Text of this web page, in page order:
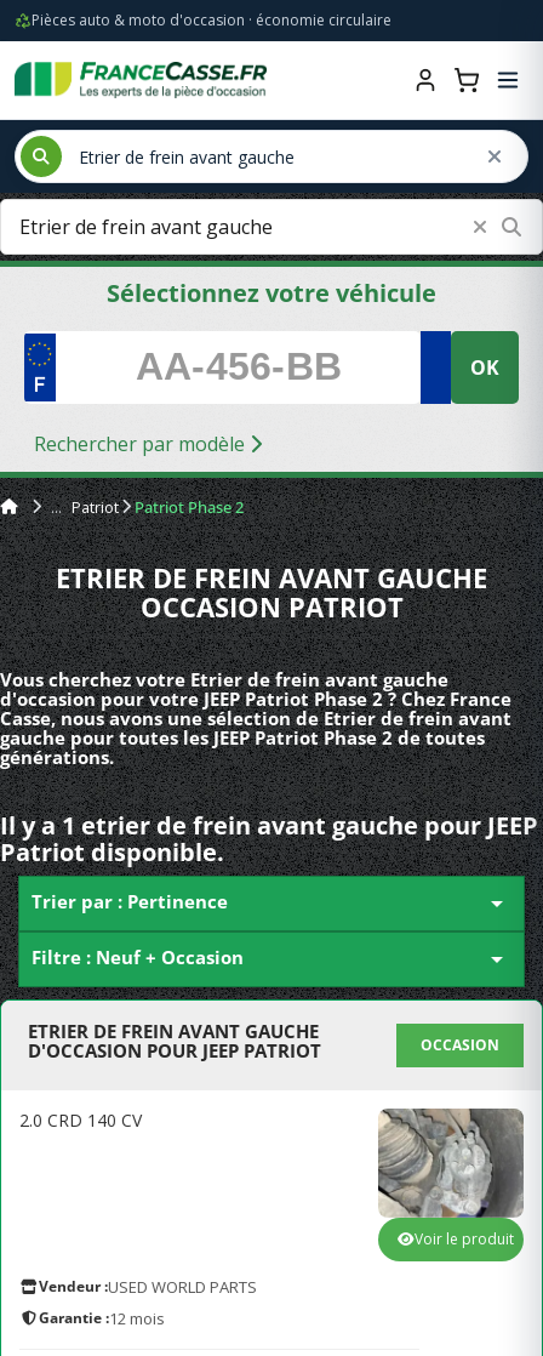
Pièces auto & moto d'occasion · économie circulaire
Sélectionnez votre véhicule
OK
Rechercher par modèle
Patriot Patriot Phase 2
ETRIER DE FREIN AVANT GAUCHE
OCCASION PATRIOT
Vous cherchez votre Etrier de frein avant gauche
d'occasion pour votre JEEP Patriot Phase 2 ? Chez France
Casse, nous avons une sélection de Etrier de frein avant
gauche pour toutes les JEEP Patriot Phase 2 de toutes
générations.
Il y a 1 etrier de frein avant gauche pour JEEP
Patriot disponible.
Trier par : Pertinence 
Filtre : Neuf + Occasion 
ETRIER DE FREIN AVANT GAUCHE
D'OCCASION POUR JEEP PATRIOT
OCCASION
2.0 CRD 140 CV
Vendeur :USED WORLD PARTS
Garantie :12 mois
Voir le produit